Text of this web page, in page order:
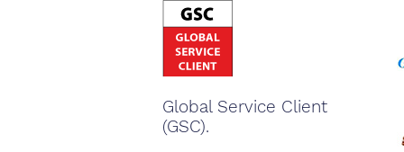
Global Service Client
(GSC).